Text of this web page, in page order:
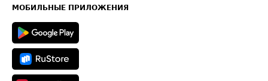
Техническая информация
МОБИЛЬНЫЕ ПРИЛОЖЕНИЯ